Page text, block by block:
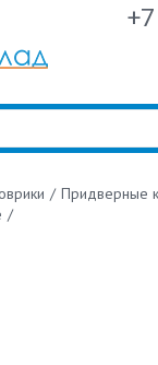
/ Придверные
/